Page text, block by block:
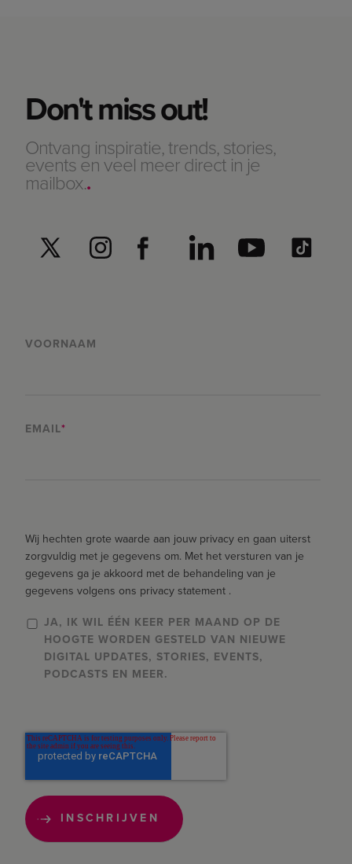
Don't miss out!
Ontvang inspiratie, trends, stories,
events en veel meer direct in je
mailbox..
VOORNAAM
EMAIL*
Wij hechten grote waarde aan jouw privacy en gaan uiterst
zorgvuldig met je gegevens om. Met het versturen van je
gegevens ga je akkoord met de behandeling van je
gegevens volgens ons privacy statement .
JA, IK WIL ÉÉN KEER PER MAAND OP DE
HOOGTE WORDEN GESTELD VAN NIEUWE
DIGITAL UPDATES, STORIES, EVENTS,
PODCASTS EN MEER.